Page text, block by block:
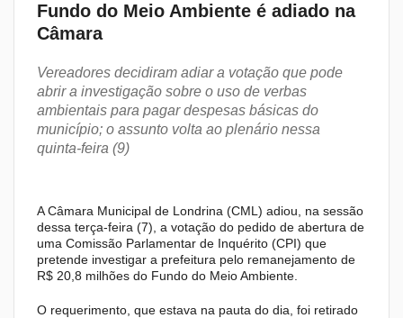
Fundo do Meio Ambiente é adiado na
Câmara
Vereadores decidiram adiar a votação que pode
abrir a investigação sobre o uso de verbas
ambientais para pagar despesas básicas do
município; o assunto volta ao plenário nessa
quinta-feira (9)
A Câmara Municipal de Londrina (CML) adiou, na sessão
dessa terça-feira (7), a votação do pedido de abertura de
uma Comissão Parlamentar de Inquérito (CPI) que
pretende investigar a prefeitura pelo remanejamento de
R$ 20,8 milhões do Fundo do Meio Ambiente.
O requerimento, que estava na pauta do dia, foi retirado